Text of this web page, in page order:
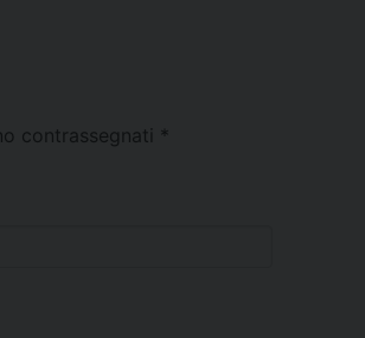
contrassegnati *